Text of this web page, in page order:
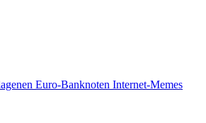
Euro-Banknoten Internet-Memes